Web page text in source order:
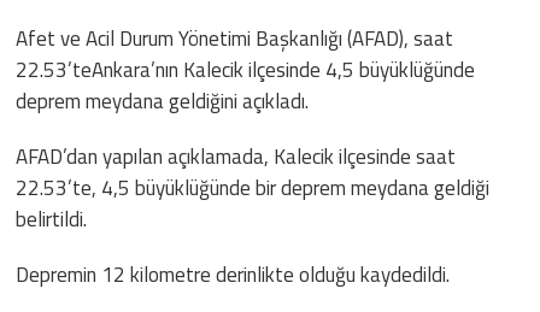
Afet ve Acil Durum Yönetimi Başkanlığı (AFAD), saat
22.53’teAnkara’nın Kalecik ilçesinde 4,5 büyüklüğünde
deprem meydana geldiğini açıkladı.
AFAD’dan yapılan açıklamada, Kalecik ilçesinde saat
22.53’te, 4,5 büyüklüğünde bir deprem meydana geldiği
belirtildi.
Depremin 12 kilometre derinlikte olduğu kaydedildi.